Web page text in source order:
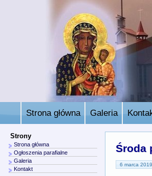
Strona główna Galeria
Środa
6 marca 2019
Strony
Strona główna
Ogłoszenia parafialne
Galeria
Kontakt